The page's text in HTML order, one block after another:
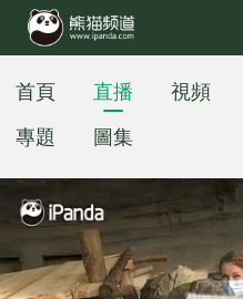
首頁 直播 視頻
專題
圖集